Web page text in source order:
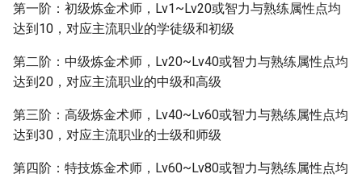
第一阶：初级炼金术师，Lv1~Lv20或智力与熟练属性点均
达到10，对应主流职业的学徒级和初级
第二阶：中级炼金术师，Lv20~Lv40或智力与熟练属性点均
达到20，对应主流职业的中级和高级
第三阶：高级炼金术师，Lv40~Lv60或智力与熟练属性点均
达到30，对应主流职业的士级和师级
第四阶：特技炼金术师，Lv60~Lv80或智力与熟练属性点均